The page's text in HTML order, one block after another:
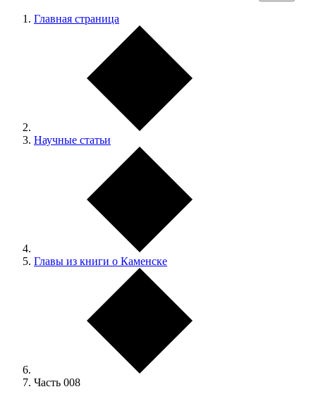
Главная страница
Научные статьи
Главы из книги о Каменске
Часть 008